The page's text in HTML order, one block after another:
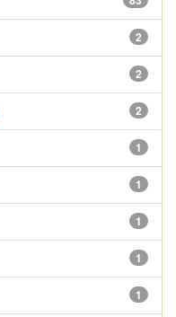
2
2
2
1
1
1
1
1